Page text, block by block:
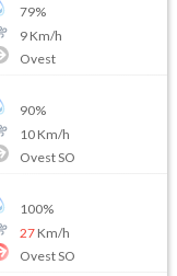
79%
9Km/h
Ovest
90%
10Km/h
Ovest SO
100%
27Km/h
Ovest SO